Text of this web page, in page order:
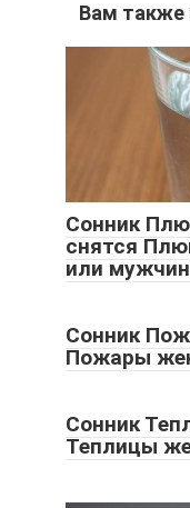
Вам также
Сонник
снятся
или
Сонник
Пожары
Сонник
Теплицы